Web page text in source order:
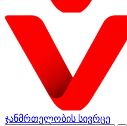
ჯანმრთელობის სივრცე